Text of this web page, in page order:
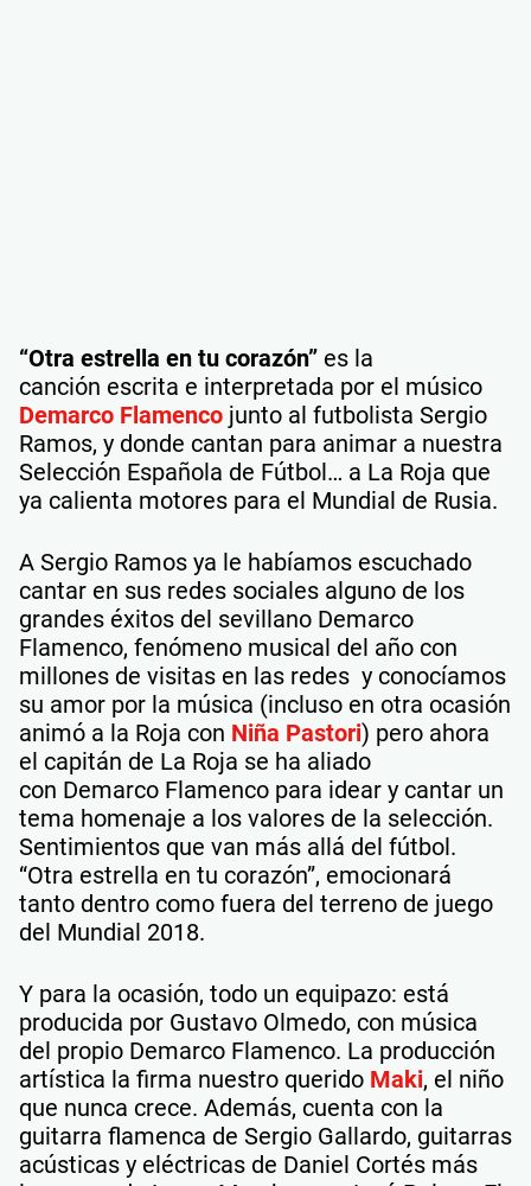
“Otra estrella en tu corazón” es la
canción escrita e interpretada por el músico
Demarco Flamenco junto al futbolista Sergio
Ramos, y donde cantan para animar a nuestra
Selección Española de Fútbol… a La Roja que
ya calienta motores para el Mundial de Rusia.
A Sergio Ramos ya le habíamos escuchado
cantar en sus redes sociales alguno de los
grandes éxitos del sevillano Demarco
Flamenco, fenómeno musical del año con
millones de visitas en las redes y conocíamos
su amor por la música (incluso en otra ocasión
animó a la Roja con Niña Pastori) pero ahora
el capitán de La Roja se ha aliado
con Demarco Flamenco para idear y cantar un
tema homenaje a los valores de la selección.
Sentimientos que van más allá del fútbol.
“Otra estrella en tu corazón”, emocionará
tanto dentro como fuera del terreno de juego
del Mundial 2018.
Y para la ocasión, todo un equipazo: está
producida por Gustavo Olmedo, con música
del propio Demarco Flamenco. La producción
artística la firma nuestro querido Maki, el niño
que nunca crece. Además, cuenta con la
guitarra flamenca de Sergio Gallardo, guitarras
acústicas y eléctricas de Daniel Cortés más